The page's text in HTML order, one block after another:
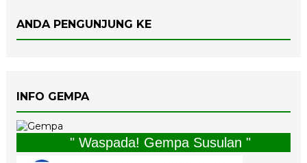
ANDA PENGUNJUNG KE
INFO GEMPA
" Waspada! Gempa Susulan "